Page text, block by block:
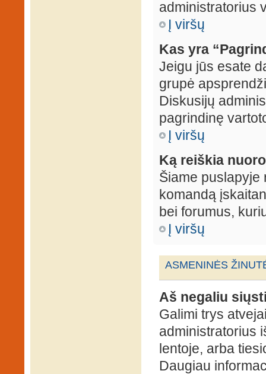
administratorius
Į viršų
Kas yra
Jeigu jūs esate
grupė
Diskusijų
pagrindinę
Į viršų
Ką reiškia
Šiame
komandą
bei forumus,
Į viršų
ASMENINĖS
Aš negaliu
Galimi trys
administratorius
lentoje, arba
Daugiau